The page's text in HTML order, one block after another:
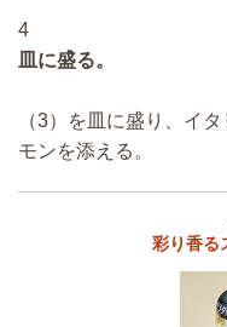
4
皿に盛る。
（3）を皿に盛り、イ
モンを添える。
彩り香る